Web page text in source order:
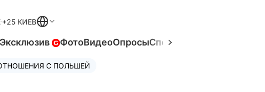
+25 КИЕВ
Эксклюзив ФотоВидеоОпросыСпецпроекты
С ПОЛЬШЕЙ